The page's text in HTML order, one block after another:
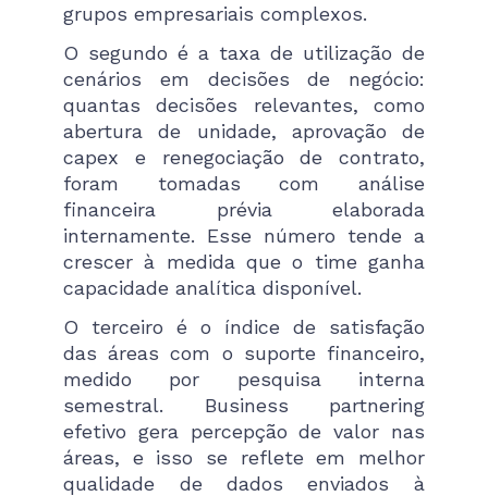
grupos empresariais complexos.
O segundo é a taxa de utilização de
cenários em decisões de negócio:
quantas decisões relevantes, como
abertura de unidade, aprovação de
capex e renegociação de contrato,
foram tomadas com análise
financeira prévia elaborada
internamente. Esse número tende a
crescer à medida que o time ganha
capacidade analítica disponível.
O terceiro é o índice de satisfação
das áreas com o suporte financeiro,
medido por pesquisa interna
semestral. Business partnering
efetivo gera percepção de valor nas
áreas, e isso se reflete em melhor
qualidade de dados enviados à